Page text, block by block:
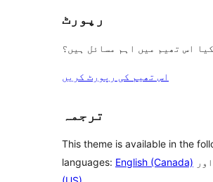
رپورٹ
کیا اس تھیم میں اہم مسائل ہیں؟
اس تھیم کی رپورٹ کریں
ترجمہ
This theme is available in the
languages: English (Canada)